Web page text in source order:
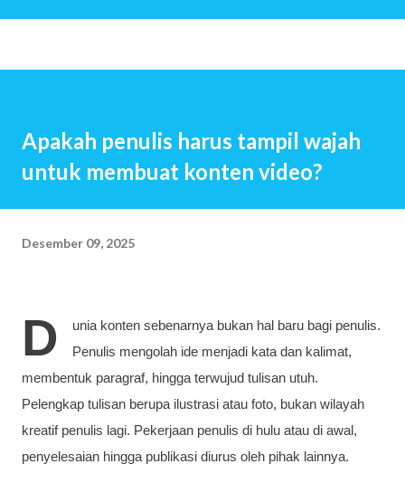
dengan anak-anak. Mereka menemukan banyak sekali alasan
sangat mudah dititipi anak oleh-Nya, pertanyaan mengapa
kemudian istri hamil. Setahun kemudian pasangan suami
istri telah menjadi orang tua. Beberapa tahun kemudian,
mendapat pertanyaan tersebut: Saya ingin menciptakan
Apakah penulis harus tampil wajah
untuk membuat konten video?
Desember 09, 2025
D
unia konten sebenarnya bukan hal baru bagi penulis.
Penulis mengolah ide menjadi kata dan kalimat,
membentuk paragraf, hingga terwujud tulisan utuh.
Pelengkap tulisan berupa ilustrasi atau foto, bukan wilayah
kreatif penulis lagi. Pekerjaan penulis di hulu atau di awal,
penyelesaian hingga publikasi diurus oleh pihak lainnya.